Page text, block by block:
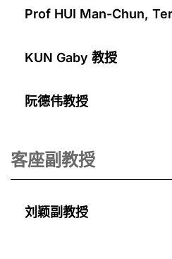
Prof HUI Man-Chun,
KUN Gaby 教授
阮德伟教授
客座副教授
刘颖副教授